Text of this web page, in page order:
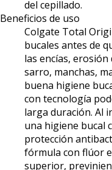
del cepillado.
Beneficios de uso
Colgate Total
bucales antes de
las encías, erosión
sarro, manchas,
buena higiene
con tecnología
larga duración. Al
una higiene bucal
protección
fórmula con flúor
superior,